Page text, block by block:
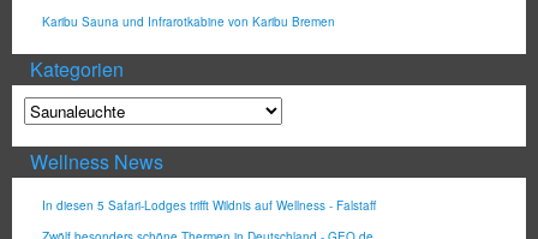
Karibu Sauna und Infrarotkabine von Karibu Bremen
Kategorien
Wellness News
In diesen 5 Safari-Lodges trifft Wildnis auf Wellness - Falstaff